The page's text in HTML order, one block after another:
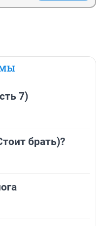
7)
брать)?